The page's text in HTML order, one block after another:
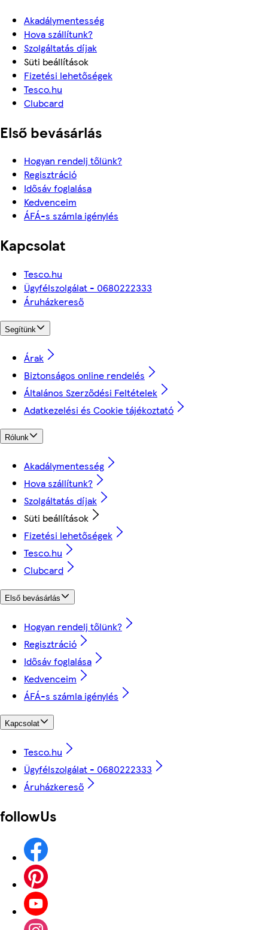
Akadálymentesség
Hova szállítunk?
Szolgáltatás díjak
Süti beállítások
Fizetési lehetőségek
Tesco.hu
Clubcard
Első bevásárlás
Hogyan rendelj tőlünk?
Regisztráció
Idősáv foglalása
Kedvenceim
ÁFÁ-s számla igénylés
Kapcsolat
Tesco.hu
Ügyfélszolgálat - 0680222333
Áruházkereső
Segítünk
Árak
Biztonságos online rendelés
Általános Szerződési Feltételek
Adatkezelési és Cookie tájékoztató
Rólunk
Akadálymentesség
Hova szállítunk?
Szolgáltatás díjak
Süti beállítások
Fizetési lehetőségek
Tesco.hu
Clubcard
Első bevásárlás
Hogyan rendelj tőlünk?
Regisztráció
Idősáv foglalása
Kedvenceim
ÁFÁ-s számla igénylés
Kapcsolat
Tesco.hu
Ügyfélszolgálat - 0680222333
Áruházkereső
followUs